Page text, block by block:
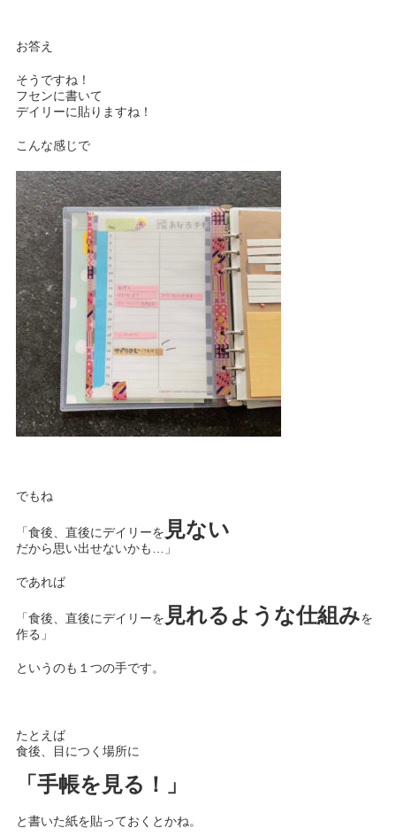
お答え
そうですね！
フセンに書いて
デイリーに貼りますね！
こんな感じで
でもね
「食後、直後にデイリーを 見ない
だから思い出せないかも…」
であれば
「食後、直後にデイリーを 見れるような仕組 みを
作る」
というのも１つの手です。
たとえば
食後、目につく場所に
「手帳を見る！」
と書いた紙を貼っておくとかね。